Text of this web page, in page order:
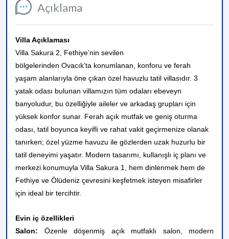
Açıklama
Villa Açıklaması
Villa Sakura 2, Fethiye’nin sevilen
bölgelerinden Ovacık’ta konumlanan, konforu ve ferah
yaşam alanlarıyla öne çıkan özel havuzlu tatil villasıdır. 3
yatak odası bulunan villamızın tüm odaları ebeveyn
banyoludur, bu özelliğiyle aileler ve arkadaş grupları için
yüksek konfor sunar. Ferah açık mutfak ve geniş oturma
odası, tatil boyunca keyifli ve rahat vakit geçirmenize olanak
tanırken; özel yüzme havuzu ile gözlerden uzak huzurlu bir
tatil deneyimi yaşatır. Modern tasarımı, kullanışlı iç planı ve
merkezi konumuyla Villa Sakura 1, hem dinlenmek hem de
Fethiye ve Ölüdeniz çevresini keşfetmek isteyen misafirler
için ideal bir tercihtir.
Evin iç özellikleri
Salon: Özenle döşenmiş açık mutfaklı salon, modern